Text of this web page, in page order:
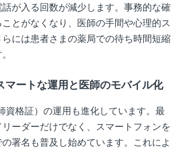
が入る回数が減少します。事務的な確
とがなくなり、医師の手間や心理的ス
らには患者さまの薬局での待ち時間短縮
マートな運用と医師のモバイル化
資格証）の運用も進化しています。最
リーダーだけでなく、スマートフォンを
署名も普及し始めています。これによ